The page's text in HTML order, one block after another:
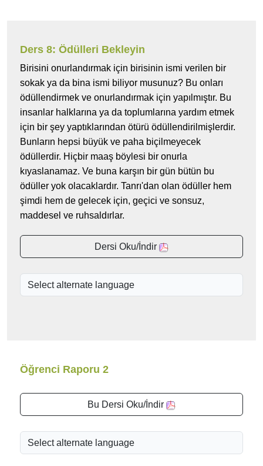
Ders 8: Ödülleri Bekleyin
Birisini onurlandırmak için birisinin ismi verilen bir
sokak ya da bina ismi biliyor musunuz? Bu onları
ödüllendirmek ve onurlandırmak için yapılmıştır. Bu
insanlar halklarına ya da toplumlarına yardım etmek
için bir şey yaptıklarından ötürü ödüllendirilmişlerdir.
Bunların hepsi büyük ve paha biçilmeyecek
ödüllerdir. Hiçbir maaş böylesi bir onurla
kıyaslanamaz. Ve buna karşın bir gün bütün bu
ödüller yok olacaklardır. Tanrı'dan olan ödüller hem
şimdi hem de gelecek için, geçici ve sonsuz,
maddesel ve ruhsaldırlar.
Dersi Oku/İndir
Öğrenci Raporu 2
Bu Dersi Oku/İndir